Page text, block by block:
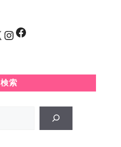
Instagram
Facebook
検索